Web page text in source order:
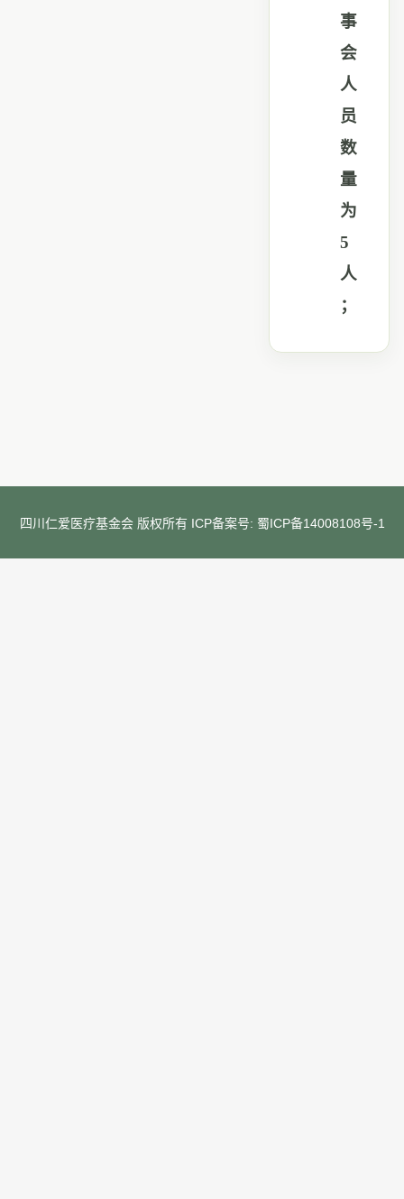
事
会
人
员
数
量
为
5
人
；
四川仁爱医疗基金会 版权所有 ICP备案号: 蜀ICP备14008108号-1